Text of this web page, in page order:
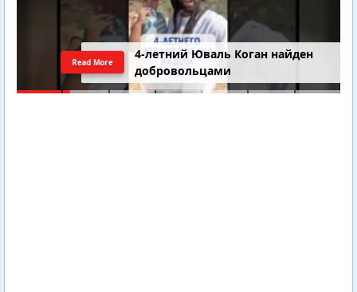
4-летний Юваль Коган найден
добровольцами
Read More